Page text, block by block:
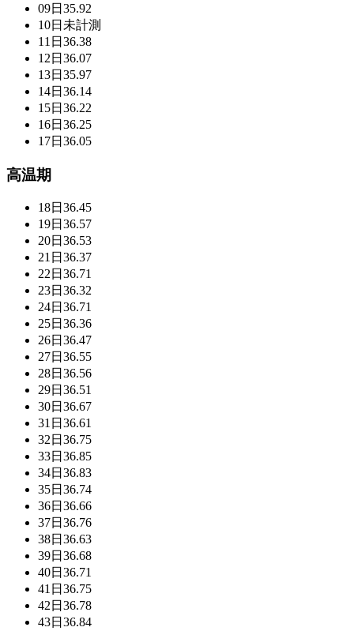
09日 35.92
10日 未計測
11日 36.38
12日 36.07
13日 35.97
14日 36.14
15日 36.22
16日 36.25
17日 36.05
高温期
18日 36.45
19日 36.57
20日 36.53
21日 36.37
22日 36.71
23日 36.32
24日 36.71
25日 36.36
26日 36.47
27日 36.55
28日 36.56
29日 36.51
30日 36.67
31日 36.61
32日 36.75
33日 36.85
34日 36.83
35日 36.74
36日 36.66
37日 36.76
38日 36.63
39日 36.68
40日 36.71
41日 36.75
42日 36.78
43日 36.84